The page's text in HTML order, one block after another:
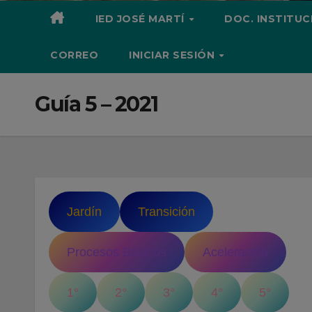
IED JOSÉ MARTÍ DOC.
CORREO INICIAR SESIÓN
Guía 5 – 2021
Jardín Transición
Procesos Básicos Aceleración
1° 2° 3° 4° 5°